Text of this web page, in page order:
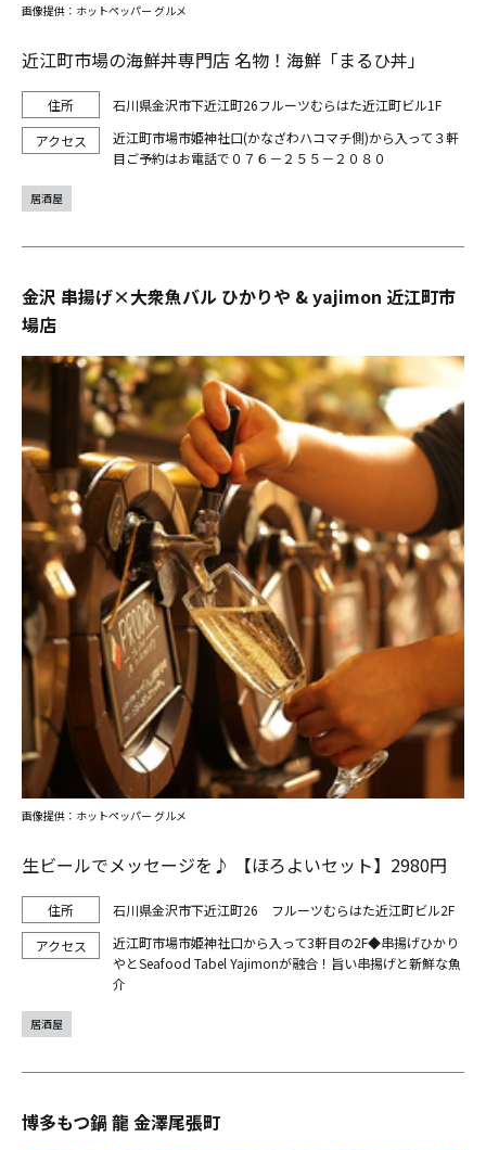
近江町市場の海鮮丼専門店 名物！海鮮「まるひ丼」
石川県金沢市下近江町26フルーツむらはた近江町ビル1F
近江町市場市姫神社口(かなざわハコマチ側)から入って３軒
目ご予約はお電話で０７６－２５５－２０８０
画像提供：ホットペッパー グルメ
居酒屋
金沢 串揚げ×大衆魚バル ひかりや & yajimon 近江町市
場店
生ビールでメッセージを♪ 【ほろよいセット】2980円
石川県金沢市下近江町26 フルーツむらはた近江町ビル2F
近江町市場市姫神社口から入って3軒目の2F◆串揚げひかり
やとSeafood Tabel Yajimonが融合！旨い串揚げと新鮮な魚
介
画像提供：ホットペッパー グルメ
居酒屋
博多もつ鍋 龍 金澤尾張町